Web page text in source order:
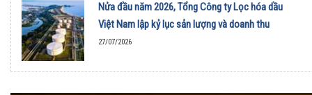
Nửa đầu năm 2026, Tổng Công ty Lọc hóa dầu
Việt Nam lập kỷ lục sản lượng và doanh thu
27/07/2026